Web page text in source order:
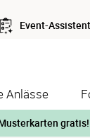
Event-Assistent
Anlässe
gratis!